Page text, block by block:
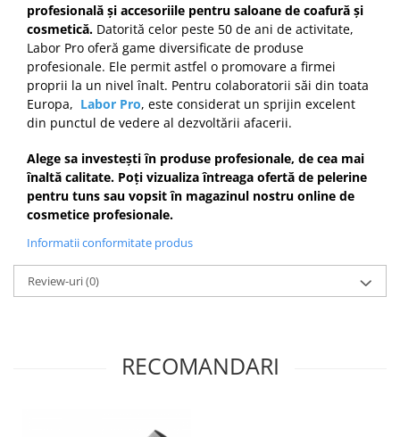
profesională și accesoriile pentru saloane de coafură și
cosmetică. Datorită celor peste 50 de ani de activitate,
Labor Pro oferă game diversificate de produse
profesionale. Ele permit astfel o promovare a firmei
proprii la un nivel înalt. Pentru colaboratorii săi din toata
Europa, Labor Pro, este considerat un sprijin excelent
din punctul de vedere al dezvoltării afacerii.
Alege sa investești în produse profesionale, de cea mai
înaltă calitate. Poți vizualiza întreaga ofertă de pelerine
pentru tuns sau vopsit în magazinul nostru online de
cosmetice profesionale.
Informatii conformitate produs
Review-uri(0)
RECOMANDARI